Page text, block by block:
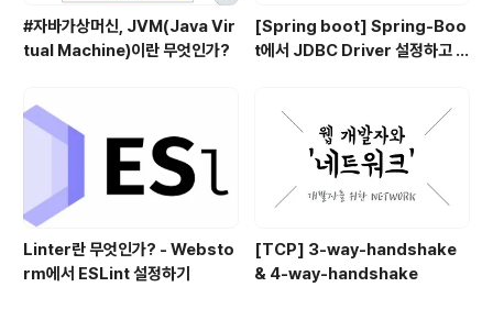
#자바가상머신, JVM(Java Vir
tual Machine)이란 무엇인가?
[Spring boot] Spring-Boo
t에서 JDBC Driver 설정하고 사
Linter란 무엇인가? - Websto
rm에서 ESLint 설정하기
[TCP] 3-way-handshake
& 4-way-handshake